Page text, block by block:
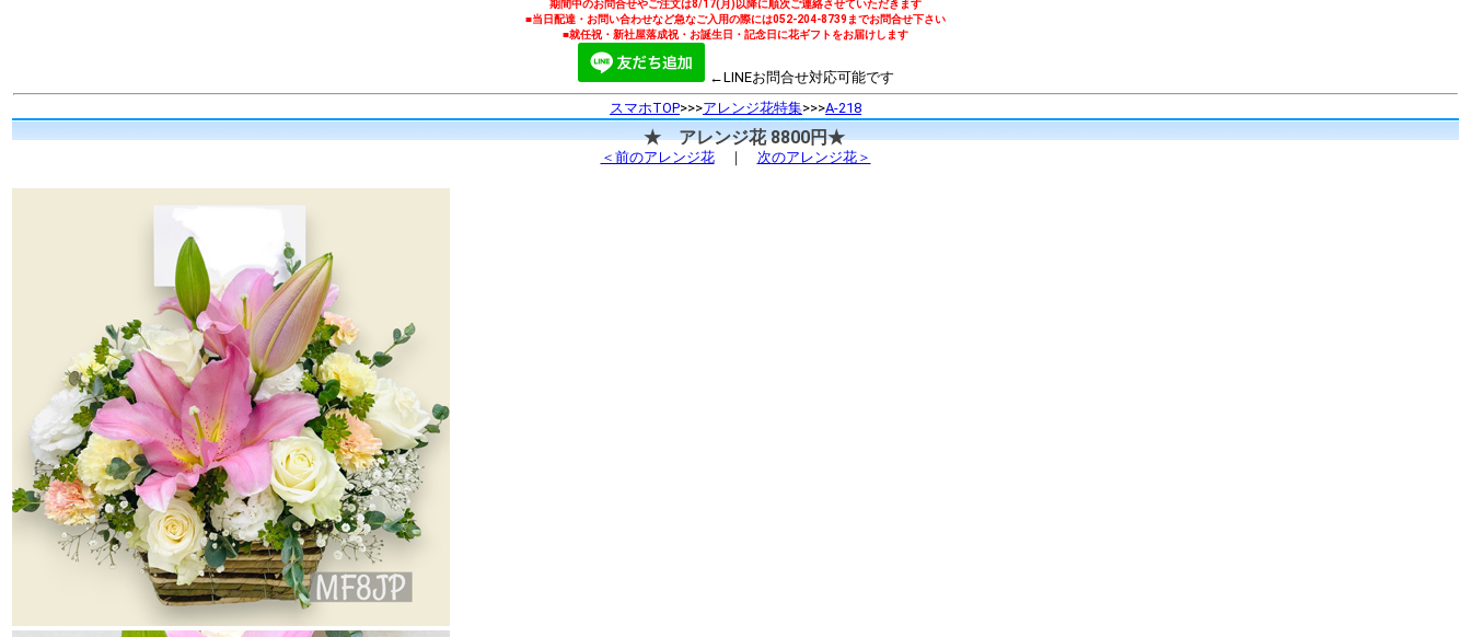
期間中のお問合せやご注文は8/17(月)以降に順次ご連絡させていただきます
■当日配達・お問い合わせなど急なご入用の際には052-204-8739までお問合せ下さい
■就任祝・新社屋落成祝・お誕生日・記念日に花ギフトをお届けします
←LINEお問合せ対応可能です
スマホTOP>>>アレンジ花特集>>>A-218
★ アレンジ花 8800円★
＜前のアレンジ花｜ 次のアレンジ花＞